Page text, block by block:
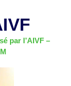
par l’AIVF –